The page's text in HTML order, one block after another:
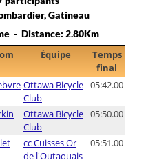
Gatineau
- Distance: 2.80Km
Équipe
Temps
final
Ottawa Bicycle
Club
05:42.00
Ottawa Bicycle
Club
05:50.00
cc Cuisses Or
de l'Outaouais
05:51.00